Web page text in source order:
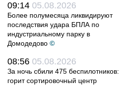
09:14 05.08.2026
Более полумесяца ликвидируют
последствия удара БПЛА по
индустриальному парку в
Домодедово ©
08:56 05.08.2026
За ночь сбили 475 беспилотников:
горит сортировочный центр